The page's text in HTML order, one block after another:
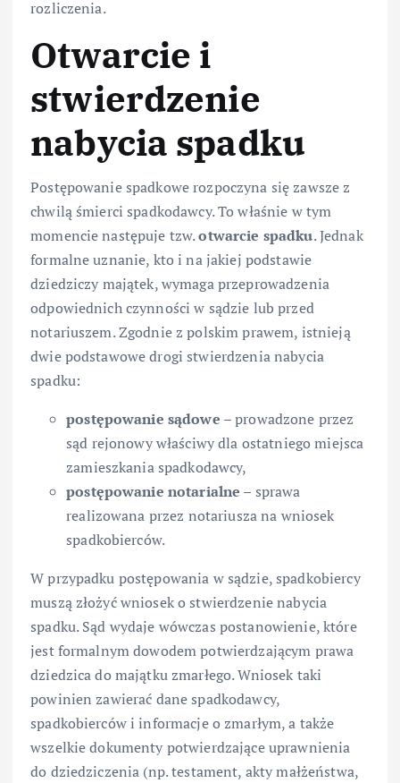
rozliczenia.
Otwarcie i
stwierdzenie
nabycia spadku
Postępowanie spadkowe rozpoczyna się zawsze z
chwilą śmierci spadkodawcy. To właśnie w tym
momencie następuje tzw.otwarcie spadku. Jednak
formalne uznanie, kto i na jakiej podstawie
dziedziczy majątek, wymaga przeprowadzenia
odpowiednich czynności w sądzie lub przed
notariuszem. Zgodnie z polskim prawem, istnieją
dwie podstawowe drogi stwierdzenia nabycia
spadku:
postępowanie sądowe – prowadzone przez
sąd rejonowy właściwy dla ostatniego miejsca
zamieszkania spadkodawcy,
postępowanie notarialne – sprawa
realizowana przez notariusza na wniosek
spadkobierców.
W przypadku postępowania w sądzie, spadkobiercy
muszą złożyć wniosek o stwierdzenie nabycia
spadku. Sąd wydaje wówczas postanowienie, które
jest formalnym dowodem potwierdzającym prawa
dziedzica do majątku zmarłego. Wniosek taki
powinien zawierać dane spadkodawcy,
spadkobierców i informacje o zmarłym, a także
wszelkie dokumenty potwierdzające uprawnienia
do dziedziczenia (np. testament, akty małżeństwa,